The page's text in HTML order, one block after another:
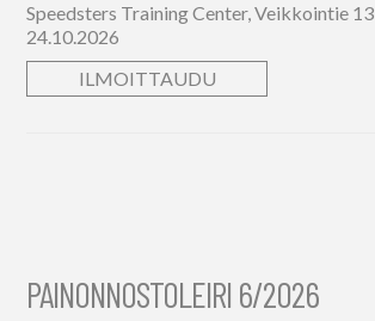
Speedsters Training Center, Veikkointie 13
24.10.2026
ILMOITTAUDU
PAINONNOSTOLEIRI 6/2026